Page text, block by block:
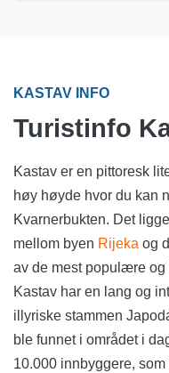
KASTAV INFO
Turistinfo
Kastav er en pittoresk
høy høyde hvor du kan
Kvarnerbukten. Det
mellom byen Rijeka og
av de mest populære
Kastav har en lang og
illyriske stammen
ble funnet i området i
10.000 innbyggere,